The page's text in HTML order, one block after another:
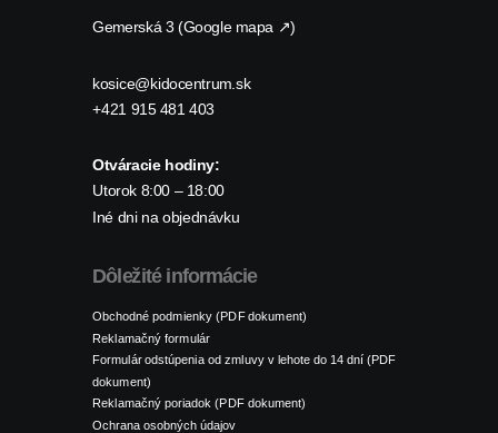
Gemerská 3 (Google mapa ↗)
kosice@kidocentrum.sk
+421 915 481 403
Otváracie hodiny:
Utorok 8:00 – 18:00
Iné dni na objednávku
Dôležité informácie
Obchodné podmienky (PDF dokument)
Reklamačný formulár
Formulár odstúpenia od zmluvy v lehote do 14 dní (PDF
dokument)
Reklamačný poriadok (PDF dokument)
Ochrana osobných údajov